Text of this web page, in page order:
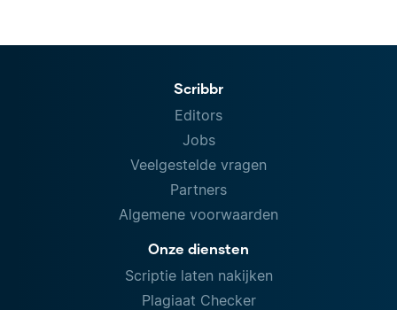
Scribbr
Editors
Jobs
Veelgestelde vragen
Partners
Algemene voorwaarden
Onze diensten
Scriptie laten nakijken
Plagiaat Checker